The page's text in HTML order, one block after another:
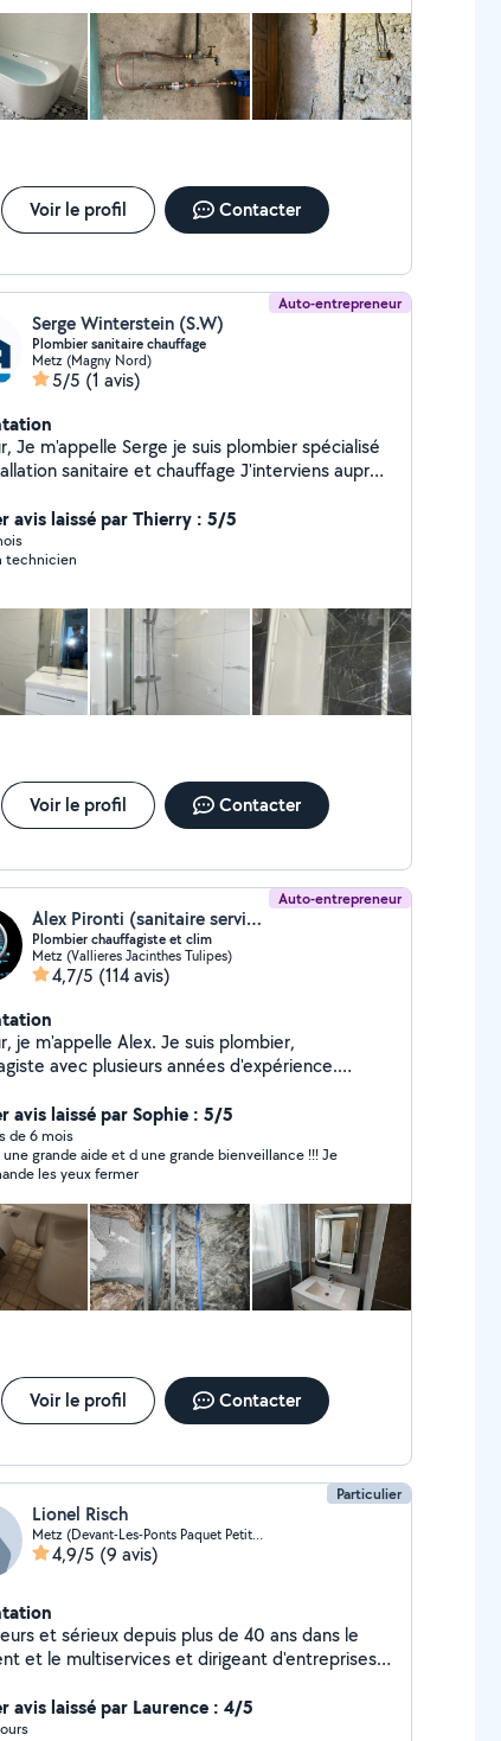
et entretien d'appareil
individuel ou collectif - traitement de l'eau et
anti calcaire, fontaine à eau filtrante -
avec traitement selon installation Je suis
disposition 7/7j 24/24h en cas d'urgence, me
Voir le profil Contacter
Auto-entrepreneur
Serge Winterstein (S.W)
Plombier sanitaire chauffage
Metz (Magny Nord)
5/5 (1 avis)
sanitaire et chauffage J'interviens auprès
travaux en plomberie, que ce soit en neuf, en
ou en dépannage. La pose et la rénovation
de salles de bains et équipements sanitaires
canalisations bouchées, chauffe-eau en
un devis gratuit ou répondre à toute
demande spécifique. Merci de votre confiance.
avis laissé par Thierry : 5/5
Très bon technicien
Voir le profil Contacter
Auto-entrepreneur
Alex Pironti (sanitaire services 57)
Plombier chauffagiste et clim
Metz (Vallieres Jacinthes Tulipes)
4,7/5 (114 avis)
je m'appelle Alex. Je suis plombier,
d'expérience.
et motivation. Mon objectif principal
de mes clients. Je suis spécialisé
la réparation et l'entretien de
de plomberie, chauffage et climatisation.
mon expertise, je m'engage à fournir des
fiables et adaptées aux besoins spécifiques
une approche axée sur la
un souci du détail, je veille à répondre aux
les plus exigeantes. N'hésitez pas à me
Votre satisfaction est ma priorité.
avis laissé par Sophie : 5/5
de 6 mois
une grande aide et d une grande bienveillance !!! Je
les yeux fermer
Voir le profil Contacter
Particulier
Lionel Risch
Metz (Devant-Les-Ponts Paquet Petite Ile)
4,9/5 (9 avis)
et sérieux depuis plus de 40 ans dans le
et le multiservices et dirigeant d'entreprises
avis laissé par Laurence : 4/5